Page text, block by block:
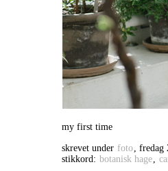
my first time
skrevet under foto, fredag
stikkord: botanisk hage,